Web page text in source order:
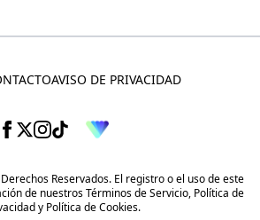
AVISO DE PRIVACIDAD
Reservados. El registro o el uso de este
de nuestrosTérminos de Servicio, Política de
y Política de Cookies.